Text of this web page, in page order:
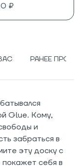
₽
РАНЕЕ
Glue. Кому,
и
забраться в
эту доску с
покажет себя в